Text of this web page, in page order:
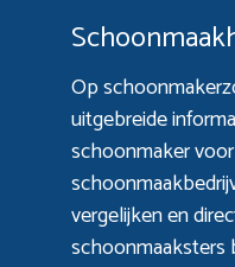
Op
uitgebreide
schoonmaker
vergelijken en
schoonmaaksters